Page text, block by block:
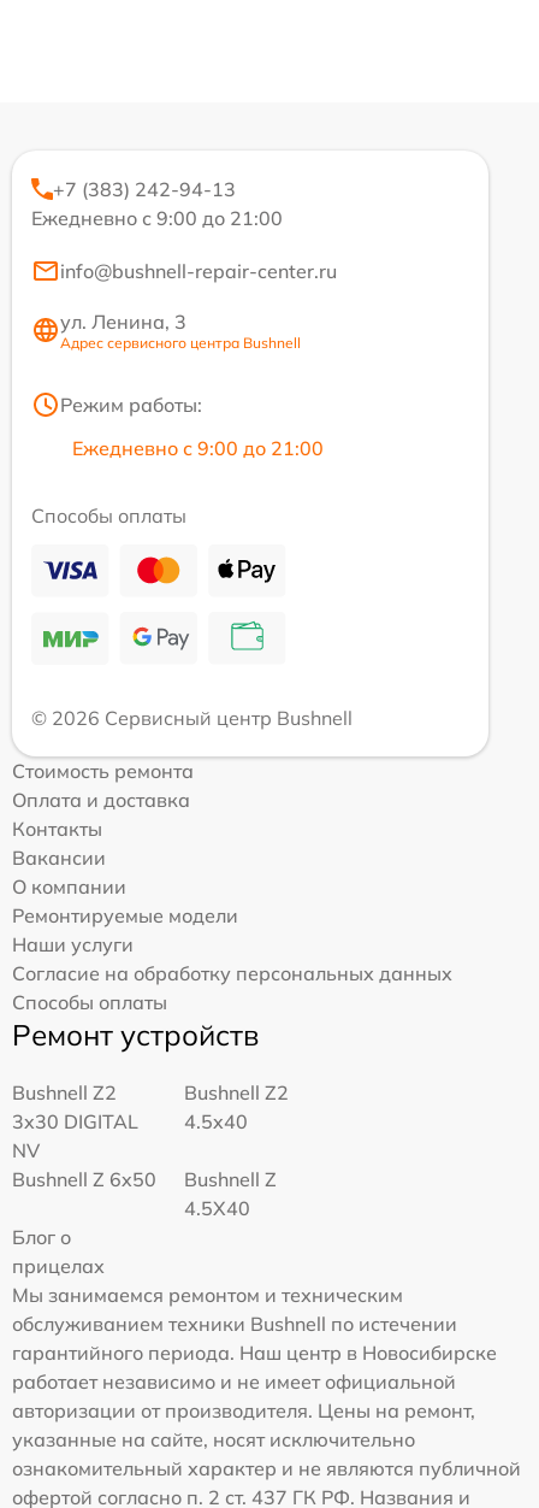
+7 (383) 242-94-13
Ежедневно с 9:00 до 21:00
info@bushnell-repair-center.ru
ул. Ленина, 3
Адрес сервисного центра Bushnell
Режим работы:
Ежедневно с 9:00 до 21:00
Способы оплаты
© 2026 Сервисный центр Bushnell
Стоимость ремонта
Оплата и доставка
Контакты
Вакансии
О компании
Ремонтируемые модели
Наши услуги
Согласие на обработку персональных данных
Способы оплаты
Ремонт устройств
Bushnell Z2
3x30 DIGITAL
NV
Bushnell Z2
4.5x40
Bushnell Z 6x50
Bushnell Z
4.5X40
Блог о
прицелах
Мы занимаемся ремонтом и техническим
обслуживанием техники Bushnell по истечении
гарантийного периода. Наш центр в Новосибирске
работает независимо и не имеет официальной
авторизации от производителя. Цены на ремонт,
указанные на сайте, носят исключительно
ознакомительный характер и не являются публичной
офертой согласно п. 2 ст. 437 ГК РФ. Названия и